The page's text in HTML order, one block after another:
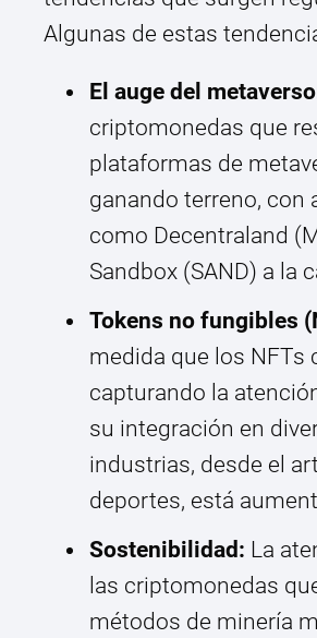
Algunas de estas
El auge del
criptomonedas que
plataformas de
ganando terreno, con
como Decentraland
Sandbox (SAND) a la
Tokens no fungibles
medida que los NFTs
capturando la
su integración en
industrias, desde el
deportes, está
Sostenibilidad: La
las criptomonedas
métodos de minería